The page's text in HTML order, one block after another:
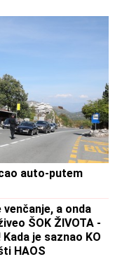
auto-putem
a onda
ŠOK ŽIVOTA -
je saznao KO
HAOS